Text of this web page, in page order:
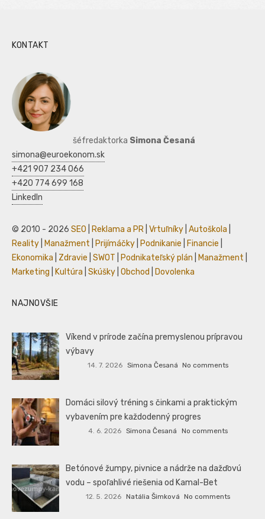
KONTAKT
šéfredaktorka Simona Česaná
simona@euroekonom.sk
+421 907 234 066
+420 774 699 168
LinkedIn
© 2010 - 2026 SEO Reklama a PR Vrtuľníky Autoškola
Reality
Manažment Prijímáčky Podnikanie Financie
Ekonomika
Zdravie SWOT Podnikateľský plán Manažment
Marketing
Kultúra Skúšky Obchod Dovolenka
NAJNOVŠIE
Víkend v prírode začína premyslenou prípravou
výbavy
14. 7. 2026 Simona Česaná No comments
Domáci silový tréning s činkami a praktickým
vybavením pre každodenný progres
4. 6. 2026 Simona Česaná No comments
Betónové žumpy, pivnice a nádrže na dažďovú
vodu – spoľahlivé riešenia od Kamal-Bet
12. 5. 2026 Natália Šimková No comments